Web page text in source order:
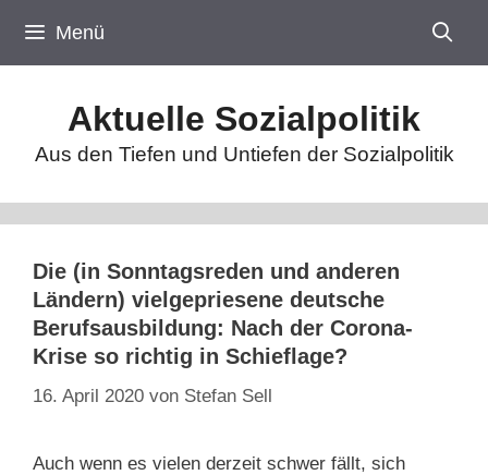
Inhalt
springen
Menü
Aktuelle Sozialpolitik
Aus den Tiefen und Untiefen der Sozialpolitik
Die (in Sonntagsreden und anderen
Ländern) vielgepriesene deutsche
Berufsausbildung: Nach der Corona-
Krise so richtig in Schieflage?
16. April 2020 von Stefan Sell
Auch wenn es vielen derzeit schwer fällt, sich